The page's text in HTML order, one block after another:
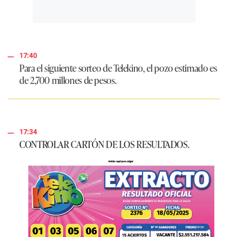
17:40
Para el siguiente sorteo deTelekino, el pozo estimado es
de2,700 millones de pesos.
17:34
CONTROLAR CARTÓN DE LOS RESULTADOS.